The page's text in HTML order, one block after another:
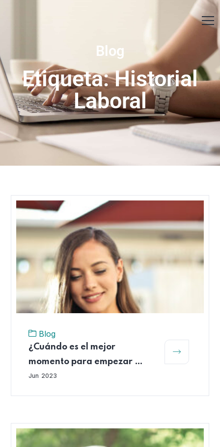
Blog
Etiqueta: Historial
Laboral
Blog
¿Cuándo es el mejor
momento para empezar a
ahorrar para el retiro?
Jun 2023